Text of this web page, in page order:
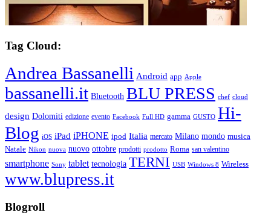
Tag Cloud:
Andrea Bassanelli Android app Apple
bassanelli.it Bluetooth BLU PRESS chef cloud
design Dolomiti edizione evento Facebook Full HD gamma GUSTO Hi-
Blog iOS iPad iPHONE ipod Italia mercato Milano mondo musica
Natale Nikon nuova nuovo ottobre prodotti prodotto Roma san valentino
smartphone Sony tablet tecnologia TERNI USB Windows 8 Wireless
www.blupress.it
Blogroll